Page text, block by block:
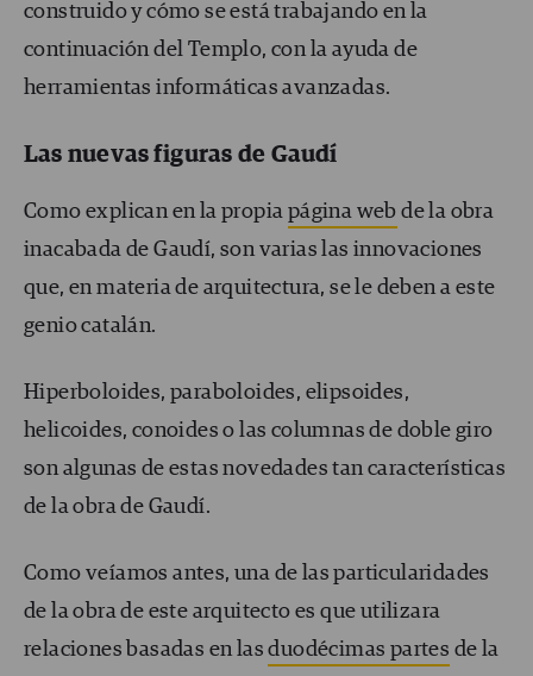
construido y cómo se está trabajando en la
continuación del Templo, con la ayuda de
herramientas informáticas avanzadas.
Las nuevas figuras de Gaudí
Como explican en la propia página web de la obra
inacabada de Gaudí, son varias las innovaciones
que, en materia de arquitectura, se le deben a este
genio catalán.
Hiperboloides, paraboloides, elipsoides,
helicoides, conoides o las columnas de doble giro
son algunas de estas novedades tan características
de la obra de Gaudí.
Como veíamos antes, una de las particularidades
de la obra de este arquitecto es que utilizara
relaciones basadas en lasduodécimas partes de la